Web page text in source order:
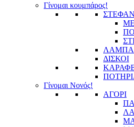
Γίνομαι κουμπάρος!
ΔΙΣΚΟΙ
Γίνομαι Νονός!
ΑΓΟΡΙ